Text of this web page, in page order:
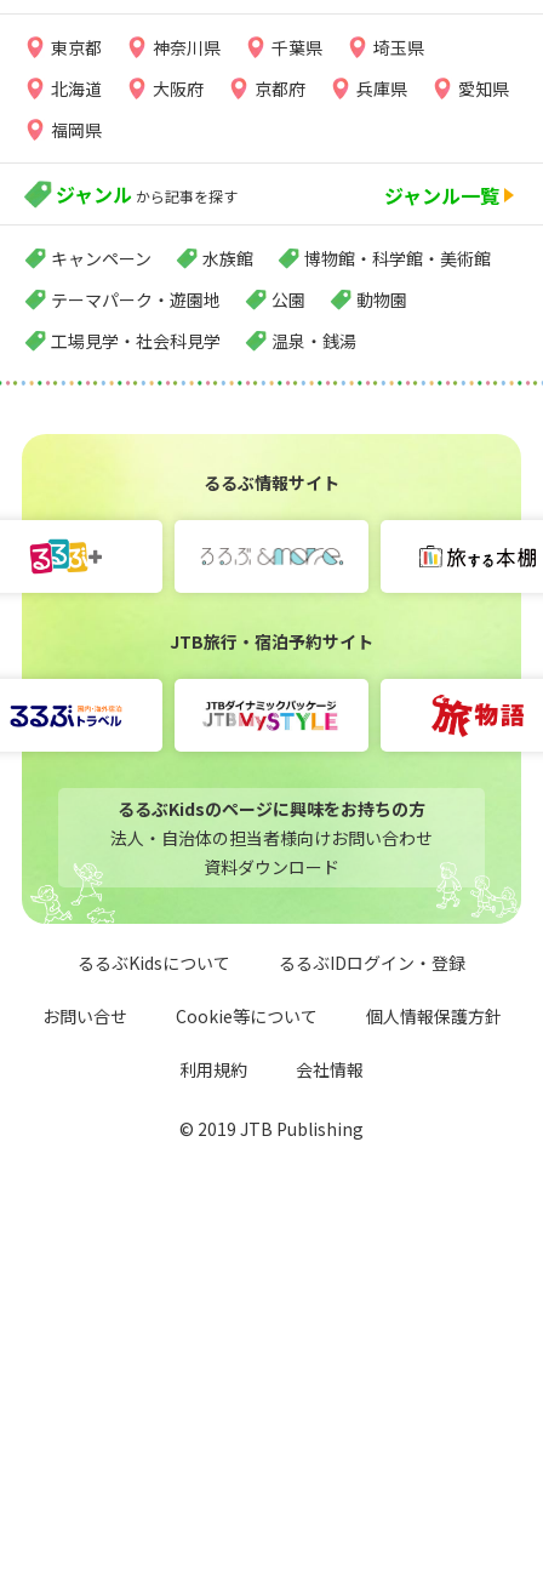
東京都 神奈川県 千葉県
埼玉県
北海道
大阪府 京都府 兵庫県
愛知県
福岡県
ジャンル から記事を探す ジャンル一覧
キャンペーン 水族館
博物館・科学館・美術館
テーマパーク・遊園地
公園
動物園
工場見学・社会科見学
温泉・銭湯
るるぶ情報サイト
JTB旅行・宿泊予約サイト
るるぶKidsのページに興味をお持ちの方
法人・自治体の担当者様向けお問い合わせ
資料ダウンロード
るるぶKidsについて るるぶIDログイン・登録
お問い合せ Cookie等について 個人情報保護方針
利用規約 会社情報
© 2019 JTB Publishing